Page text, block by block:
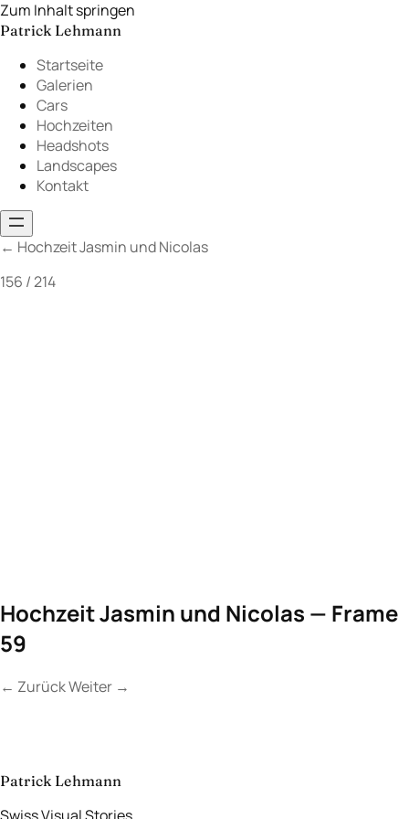
Zum Inhalt springen
Patrick Lehmann
Startseite
Galerien
Cars
Hochzeiten
Headshots
Landscapes
Kontakt
← Hochzeit Jasmin und Nicolas
156 / 214
Hochzeit Jasmin und Nicolas — Frame
59
← ZurückWeiter →
aufnehmen→
Patrick Lehmann